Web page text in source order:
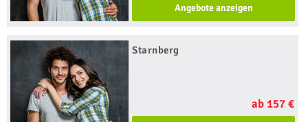
Angebote anzeigen
Starnberg
ab 157 €